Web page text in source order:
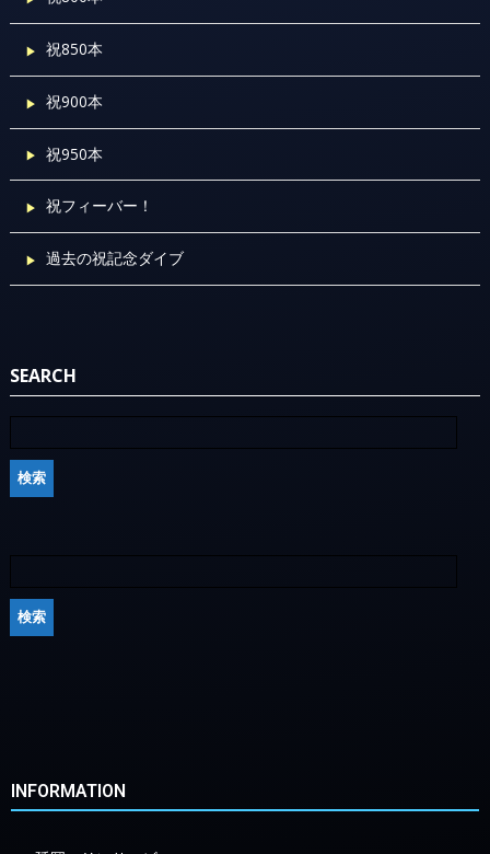
祝850本
祝900本
祝950本
祝フィーバー！
過去の祝記念ダイブ
SEARCH
INFORMATION